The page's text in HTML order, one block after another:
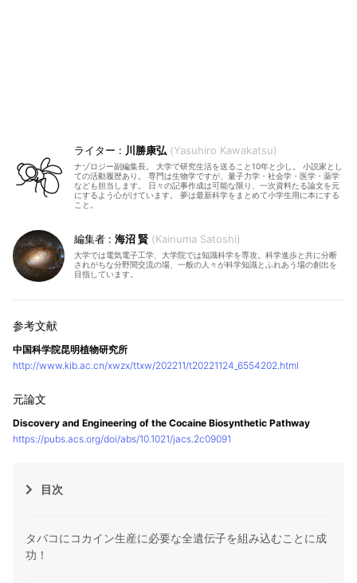
川勝康弘 Yasuhiro Kawakatsu
ナゾロジー副編集長。 大学で研究生活を送ること10年と少し。 小説家とし
ての活動履歴あり。 専門は生物学ですが、量子力学・社会学・医学・薬学
なども担当します。 日々の記事作成は可能な限り、一次資料たる論文を元
にするよう心がけています。 夢は最新科学をまとめて小学生用に本にする
こと。
海沼 賢 Kainuma Satoshi
大学では電気電子工学、大学院では知識科学を専攻。科学進歩と共に分断
されがちな分野間交流の場、一般の人々が科学知識とふれあう場の創出を
目指しています。
中国科学院昆明植物研究所
http://www.kib.ac.cn/xwzx/ttxw/202211/t20221124_6554202.html
Discovery and Engineering of the Cocaine Biosynthetic Pathway
https://pubs.acs.org/doi/abs/10.1021/jacs.2c09091
目次
タバコにコカイン生産に必要な全遺伝子を組み込むことに成
功！